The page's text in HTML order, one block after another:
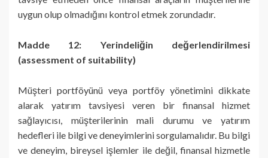
uygun olup olmadığını kontrol etmek zorundadır.
Madde 12: Yerindeliğin değerlendirilmesi
(assessment of suitability)
Müşteri portföyünü veya portföy yönetimini dikkate
alarak yatırım tavsiyesi veren bir finansal hizmet
sağlayıcısı, müşterilerinin mali durumu ve yatırım
hedefleri ile bilgi ve deneyimlerini sorgulamalıdır. Bu bilgi
ve deneyim, bireysel işlemler ile değil, finansal hizmetle